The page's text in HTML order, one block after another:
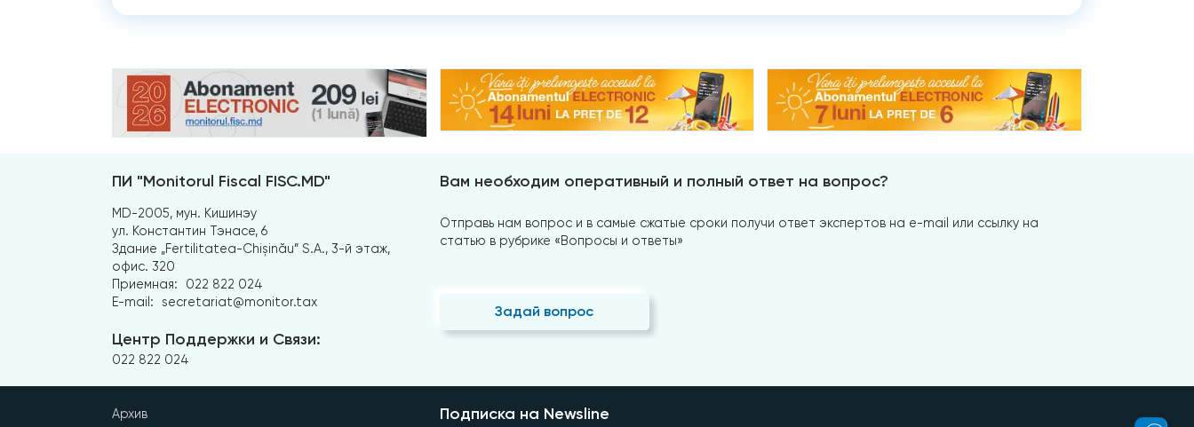
ПИ "Monitorul Fiscal FISC.MD"
MD-2005, мун. Кишинэу
ул. Константин Тэнасе, 6
Здание „Fertilitatea-Chișinău” S.A., 3-й этаж,
офис. 320
Приемная:
022 822 024
E-mail:
secretariat@monitor.tax
Центр Поддержки и Связи:
022 822 024
Вам необходим оперативный и полный ответ на вопрос?
Отправь нам вопрос и в самые сжатые сроки получи ответ экспертов на e-mail или ссылку на
статью в рубрике «Вопросы и ответы»
Задай вопрос
Архив Подписка на Newsline